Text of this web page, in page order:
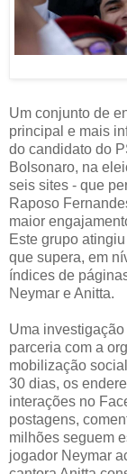
Um conjunto de
principal e mais
do candidato do
Bolsonaro, na
seis sites - que
Raposo
maior
Este grupo
que supera, em
índices de
Neymar e Anitta.
Uma
parceria com a
mobilização
30 dias, os
interações no
postagens,
milhões seguem
jogador Neymar